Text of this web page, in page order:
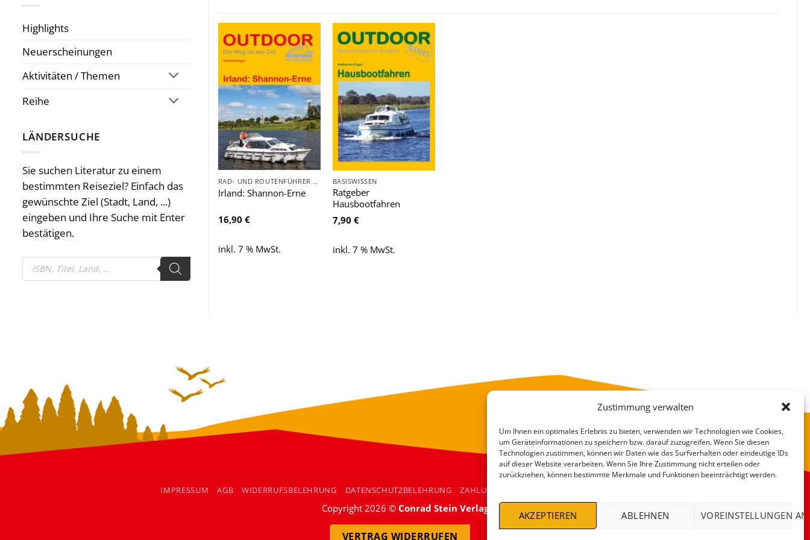
Zustimmung verwalten
Um Ihnen ein optimales Erlebnis zu bieten, verwenden wir Technologien wie Cookies,
um Geräteinformationen zu speichern bzw. darauf zuzugreifen. Wenn Sie diesen
Technologien zustimmen, können wir Daten wie das Surfverhalten oder eindeutige IDs
auf dieser Website verarbeiten. Wenn Sie Ihre Zustimmung nicht erteilen oder
zurückziehen, können bestimmte Merkmale und Funktionen beeinträchtigt werden.
AKZEPTIEREN ABLEHNEN VOREINSTELLUNGEN
Highlights
Neuerscheinungen
Aktivitäten / Themen
Reihe
LÄNDERSUCHE
Sie suchen Literatur zu einem
bestimmten Reiseziel? Einfach das
gewünschte Ziel (Stadt, Land, ...)
eingeben und Ihre Suche mit Enter
bestätigen.
Products
search
Zu
hinzufügen
RAD- UND ROUTENFÜHRER - FAHRRAD, AUTO, WOHNMOBIL, BOOT
Irland: Shannon-Erne
16,90 €
inkl. 7 % MwSt.
Wunschliste
hinzufügen
BASISWISSEN
Ratgeber
Hausbootfahren
7,90 €
inkl. 7 % MwSt.
IMPRESSUM AGB WIDERRUFSBELEHRUNG DATENSCHUTZBELEHRUNG ZAHLUNGSARTEN
Copyright 2026 © Conrad Stein Verlag
VERTRAG WIDERRUFEN